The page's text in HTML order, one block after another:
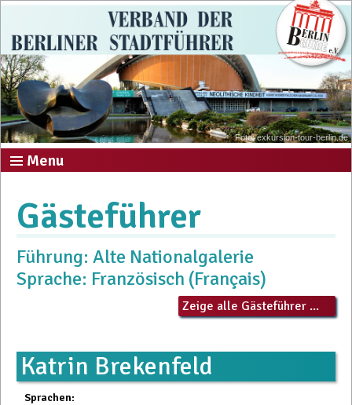
Foto: exkursion-tour-berlin.de
Menu
Gästeführer
Führung: Alte Nationalgalerie
Sprache: Französisch (Français)
Zeige alle Gästeführer ...
Katrin Brekenfeld
Sprachen: